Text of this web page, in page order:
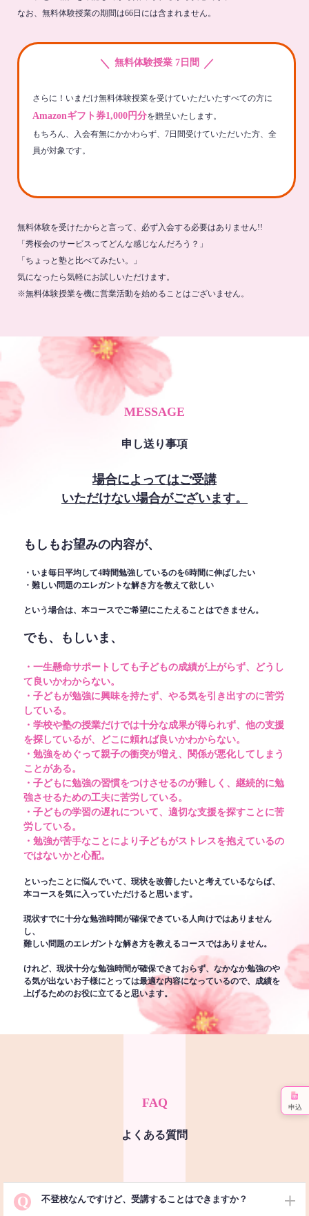
なお、無料体験授業の期間は66日には含まれません。
＼ 無料体験授業 7日間 ／
さらに！いまだけ無料体験授業を受けていただいたすべての方に
Amazonギフト券1,000円分を贈呈いたします。
もちろん、入会有無にかかわらず、7日間受けていただいた方、全
員が対象です。
無料体験を受けたからと言って、必ず入会する必要はありません!!
「秀桜会のサービスってどんな感じなんだろう？」
「ちょっと塾と比べてみたい。」
気になったら気軽にお試しいただけます。
※無料体験授業を機に営業活動を始めることはございません。
MESSAGE
申し送り事項
場合によってはご受講
いただけない場合がございます。
もしもお望みの内容が、
・いま毎日平均して4時間勉強しているのを6時間に伸ばしたい
・難しい問題のエレガントな解き方を教えて欲しい
という場合は、本コースでご希望にこたえることはできません。
でも、もしいま、
・一生懸命サポートしても子どもの成績が上がらず、どうし
て良いかわからない。
・子どもが勉強に興味を持たず、やる気を引き出すのに苦労
している。
・学校や塾の授業だけでは十分な成果が得られず、他の支援
を探しているが、どこに頼れば良いかわからない。
・勉強をめぐって親子の衝突が増え、関係が悪化してしまう
ことがある。
・子どもに勉強の習慣をつけさせるのが難しく、継続的に勉
強させるための工夫に苦労している。
・子どもの学習の遅れについて、適切な支援を探すことに苦
労している。
・勉強が苦手なことにより子どもがストレスを抱えているの
ではないかと心配。
といったことに悩んでいて、現状を改善したいと考えているならば、
本コースを気に入っていただけると思います。
現状すでに十分な勉強時間が確保できている人向けではありません
し、
難しい問題のエレガントな解き方を教えるコースではありません。
けれど、現状十分な勉強時間が確保できておらず、なかなか勉強のや
る気が出ないお子様にとっては最適な内容になっているので、成績を
上げるためのお役に立てると思います。
FAQ
よくある質問
Q 不登校なんですけど、受講することはできますか？
申込